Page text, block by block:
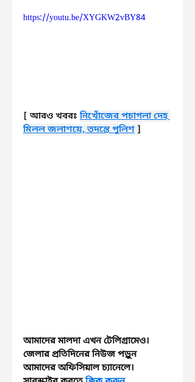
https://youtu.be/XYGKW2vBY84
[ আরও খবরঃ নিখোঁজের পচাগলা দেহ
মিলল জলাশয়ে, তদন্তে পুলিশ ]
আমাদের মালদা এখন টেলিগ্রামেও।
জেলার প্রতিদিনের নিউজ পড়ুন
আমাদের অফিসিয়াল চ্যানেলে।